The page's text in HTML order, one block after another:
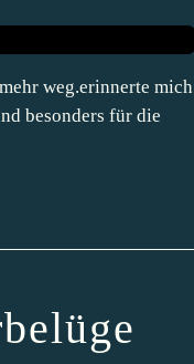
weg.erinnerte mich
besonders für die